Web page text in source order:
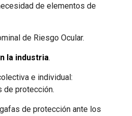
de elementos de
de Riesgo Ocular.
la industria.
e individual:
de protección.
de protección ante los